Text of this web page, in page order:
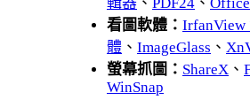
看圖軟體： IrfanView
體 、 ImageGlass 、
螢幕抓圖： ShareX 、
WinSnap